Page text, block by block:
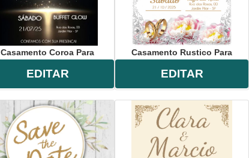
Casamento Coroa Para
EDITAR
Casamento Rustico Para
EDITAR